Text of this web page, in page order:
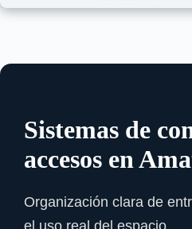
Sistemas de
accesos en
Organización clara de
el uso real del espacio.